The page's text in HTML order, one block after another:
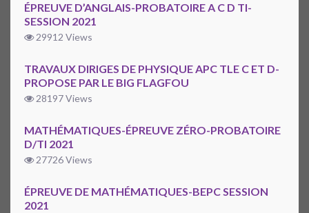
ÉPREUVE D’ANGLAIS-PROBATOIRE A C D TI-
SESSION 2021
29912 Views
TRAVAUX DIRIGES DE PHYSIQUE APC TLE C ET D-
PROPOSE PAR LE BIG FLAGFOU
28197 Views
MATHÉMATIQUES-ÉPREUVE ZÉRO-PROBATOIRE
D/TI 2021
27726 Views
ÉPREUVE DE MATHÉMATIQUES-BEPC SESSION
2021